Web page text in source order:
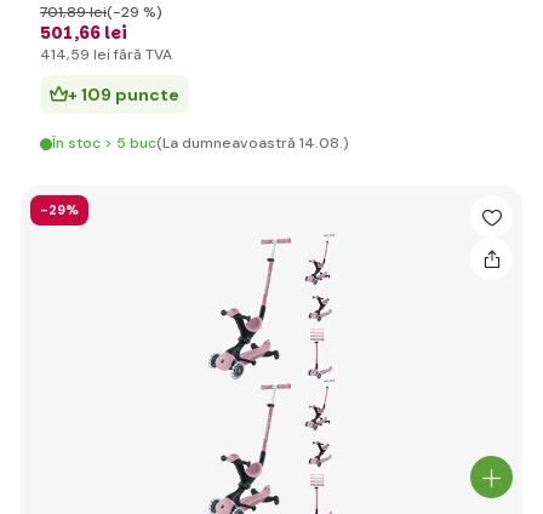
501,66 lei
701,89 lei(-29 %)
414,59 lei fără TVA
+ 109 puncte
În stoc > 5 buc(La dumneavoastră 14.08.)
-29%